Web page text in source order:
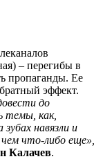
– перегибы в
пропаганды. Ее
эффект.
до
как,
навязли и
что-либо еще»,
Калачев.